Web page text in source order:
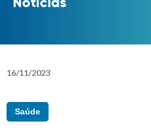
16/11/2023
Saúde